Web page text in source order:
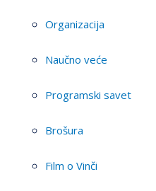
Organizacija
Naučno veće
Programski savet
Brošura
Film o Vinči